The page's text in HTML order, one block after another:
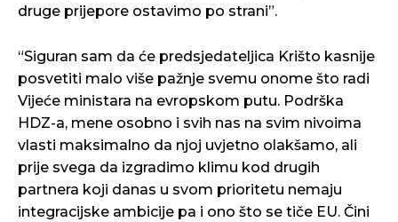
druge prijepore ostavimo po strani”.
“Siguran sam da će predsjedateljica Krišto kasnije
posvetiti malo više pažnje svemu onome što radi
Vijeće ministara na evropskom putu. Podrška
HDZ-a, mene osobno i svih nas na svim nivoima
vlasti maksimalno da njoj uvjetno olakšamo, ali
prije svega da izgradimo klimu kod drugih
partnera koji danas u svom prioritetu nemaju
integracijske ambicije pa i ono što se tiče EU. Čini